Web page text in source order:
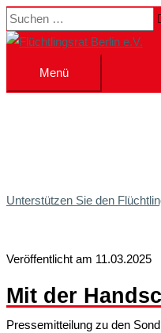
Zum
Inhalt
Suchen …
Menü
Menü
Unterstützen Sie den
Veröffentlicht am 11.03.2025
Mit der
Pressemitteilung zu den